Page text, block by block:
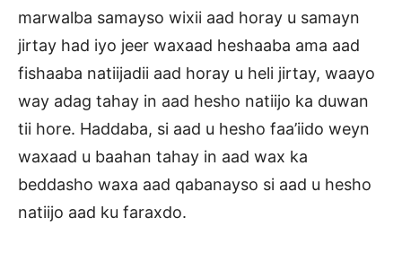
marwalba samayso wixii aad horay u samayn
jirtay had iyo jeer waxaad heshaaba ama aad
fishaaba natiijadii aad horay u heli jirtay, waayo
way adag tahay in aad hesho natiijo ka duwan
tii hore. Haddaba, si aad u hesho faa’iido weyn
waxaad u baahan tahay in aad wax ka
beddasho waxa aad qabanayso si aad u hesho
natiijo aad ku faraxdo.